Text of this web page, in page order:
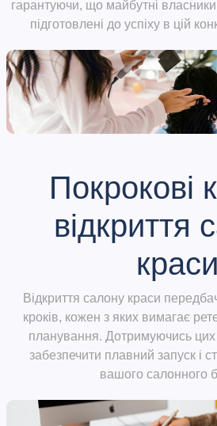
гарантуючи, що майбутні
підготовлені до успіху в цій
Покрокові
відкриття
краси
Відкриття салону краси
кроків, кожен з яких вимагає
планування. Дотримуючись цих
забезпечити плавний запуск і
вашого салонного